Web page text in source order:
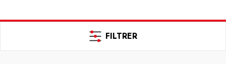
FILTRER